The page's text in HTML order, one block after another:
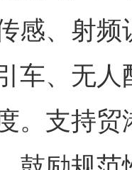
感、射
车、无
。支持